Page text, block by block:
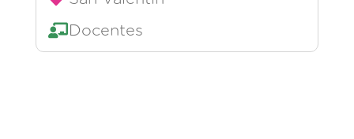
Docentes